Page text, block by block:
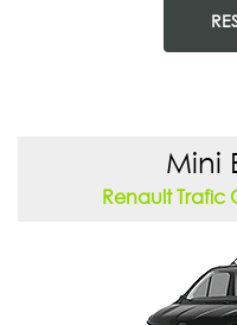
Mini
Renault Trafic